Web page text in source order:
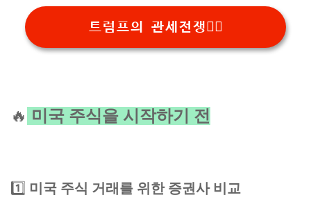
트럼프의 관세전쟁👉🏻
🔥 미국 주식을 시작하기 전
1️⃣ 미국 주식 거래를 위한 증권사 비교